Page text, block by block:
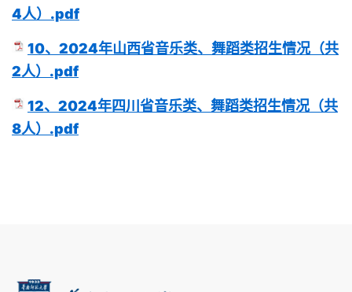
4人）.pdf
10、2024年山西省音乐类、舞蹈类招生情况（共
2人）.pdf
12、2024年四川省音乐类、舞蹈类招生情况（共
8人）.pdf